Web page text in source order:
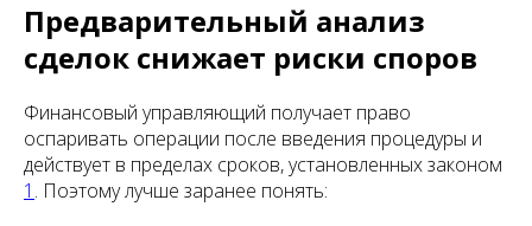
Предварительный анализ
сделок снижает риски споров
Финансовый управляющий получает право
оспаривать операции после введения процедуры и
действует в пределах сроков, установленных законом
1 . Поэтому лучше заранее понять: